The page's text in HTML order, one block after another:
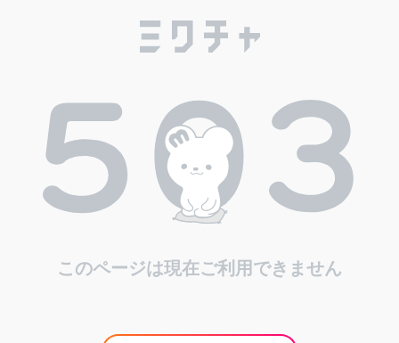
このページは現在ご利用できません